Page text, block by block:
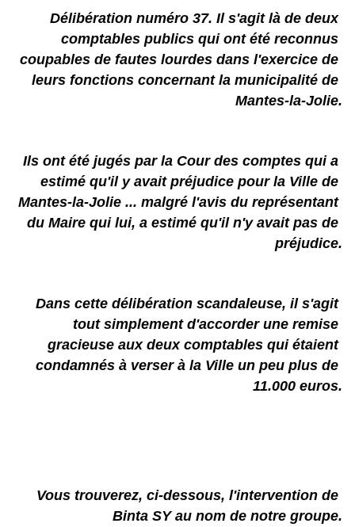
Délibération numéro 37. Il s'agit là de deux
comptables publics qui ont été reconnus
coupables de fautes lourdes dans l'exercice de
leurs fonctions concernant la municipalité de
Mantes-la-Jolie.
Ils ont été jugés par la Cour des comptes qui a
estimé qu'il y avait préjudice pour la Ville de
Mantes-la-Jolie ... malgré l'avis du représentant
du Maire qui lui, a estimé qu'il n'y avait pas de
préjudice.
Dans cette délibération scandaleuse, il s'agit
tout simplement d'accorder une remise
gracieuse aux deux comptables qui étaient
condamnés à verser à la Ville un peu plus de
11.000 euros.
Vous trouverez, ci-dessous, l'intervention de
Binta SY au nom de notre groupe.